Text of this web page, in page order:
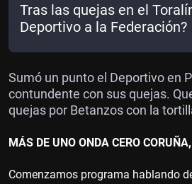
Tras las quejas en el
Deportivo a la Federación?
Sumó un punto el Deportivo en
contundente con sus quejas.
quejas por Betanzos con la
MÁS DE UNO ONDA CERO
Comenzamos programa hablando